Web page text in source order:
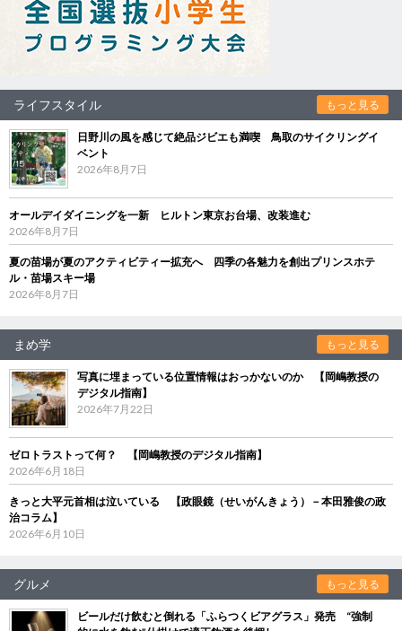
ライフスタイル もっと見る
日野川の風を感じて絶品ジビエも満喫 鳥取のサイクリングイ
ベント
2026年8月7日
オールデイダイニングを一新 ヒルトン東京お台場、改装進む
2026年8月7日
夏の苗場が夏のアクティビティー拡充へ 四季の各魅力を創出プリンスホテ
ル・苗場スキー場
2026年8月7日
まめ学 もっと見る
写真に埋まっている位置情報はおっかないのか 【岡嶋教授の
デジタル指南】
2026年7月22日
ゼロトラストって何？ 【岡嶋教授のデジタル指南】
2026年6月18日
きっと大平元首相は泣いている 【政眼鏡（せいがんきょう）－本田雅俊の政
治コラム】
2026年6月10日
グルメ もっと見る
ビールだけ飲むと倒れる「ふらつくビアグラス」発売 “強制